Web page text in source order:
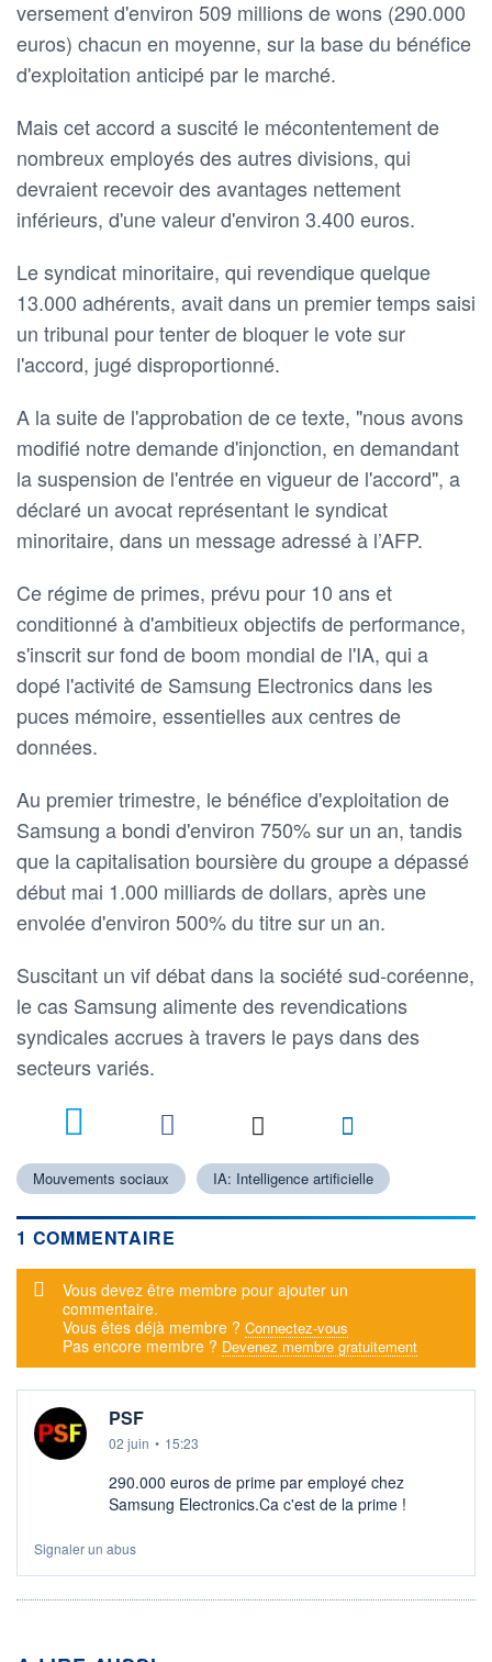
versement d'environ 509 millions de wons (290.000
euros) chacun en moyenne, sur la base du bénéfice
d'exploitation anticipé par le marché.
Mais cet accord a suscité le mécontentement de
nombreux employés des autres divisions, qui
devraient recevoir des avantages nettement
inférieurs, d'une valeur d'environ 3.400 euros.
Le syndicat minoritaire, qui revendique quelque
13.000 adhérents, avait dans un premier temps saisi
un tribunal pour tenter de bloquer le vote sur
l'accord, jugé disproportionné.
A la suite de l'approbation de ce texte, "nous avons
modifié notre demande d'injonction, en demandant
la suspension de l'entrée en vigueur de l'accord", a
déclaré un avocat représentant le syndicat
minoritaire, dans un message adressé à l’AFP.
Ce régime de primes, prévu pour 10 ans et
conditionné à d'ambitieux objectifs de performance,
s'inscrit sur fond de boom mondial de l'IA, qui a
dopé l'activité de Samsung Electronics dans les
puces mémoire, essentielles aux centres de
données.
Au premier trimestre, le bénéfice d'exploitation de
Samsung a bondi d'environ 750% sur un an, tandis
que la capitalisation boursière du groupe a dépassé
début mai 1.000 milliards de dollars, après une
envolée d'environ 500% du titre sur un an.
Suscitant un vif débat dans la société sud-coréenne,
le cas Samsung alimente des revendications
syndicales accrues à travers le pays dans des
secteurs variés.
Mouvements sociaux IA: Intelligence artificielle
1 COMMENTAIRE
Message d'alerte
Vous devez être membre pour ajouter un
commentaire.
Vous êtes déjà membre ? Connectez-vous
Pas encore membre ? Devenez membre gratuitement
PSF
02 juin • 15:23
290.000 euros de prime par employé chez
Samsung Electronics.Ca c'est de la prime !
Signaler un abus